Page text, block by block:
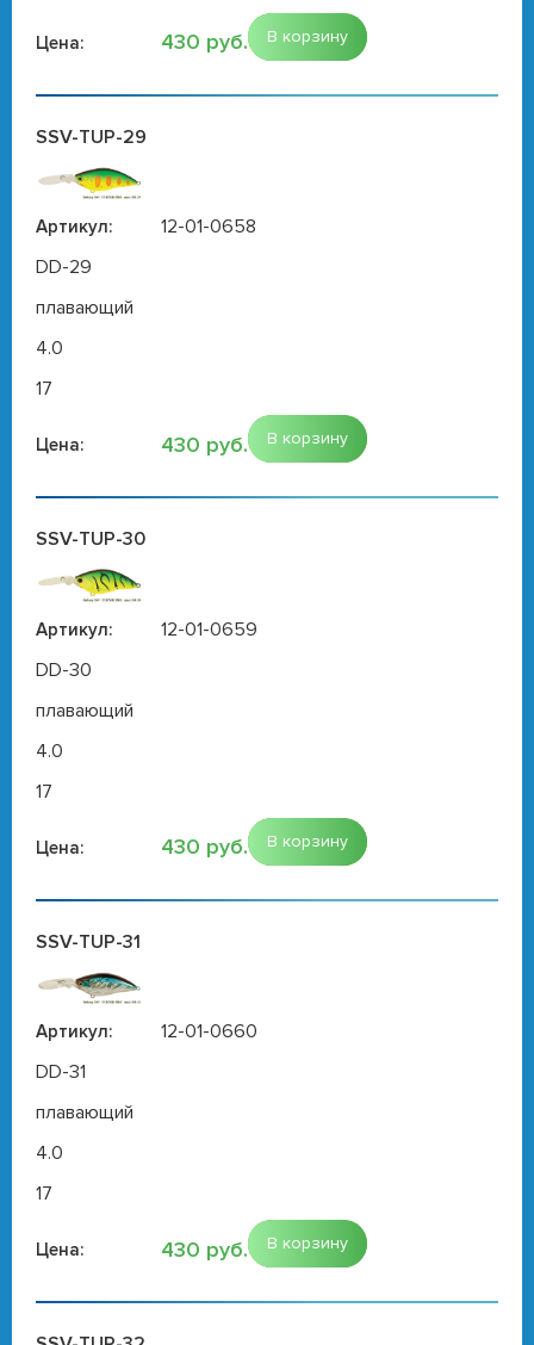
Цена: 430 руб. В корзину
SSV-TUP-29
Артикул:
12-01-0658
DD-29
плавающий
4.0
17
Цена: 430 руб. В корзину
SSV-TUP-30
Артикул:
12-01-0659
DD-30
плавающий
4.0
17
Цена: 430 руб. В корзину
SSV-TUP-31
Артикул:
12-01-0660
DD-31
плавающий
4.0
17
Цена: 430 руб. В корзину